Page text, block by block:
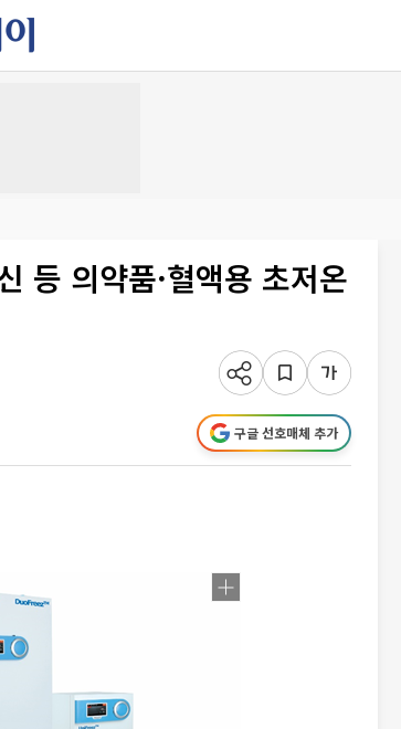
등 의약품·혈액용 초저온
구글 선호매체 추가